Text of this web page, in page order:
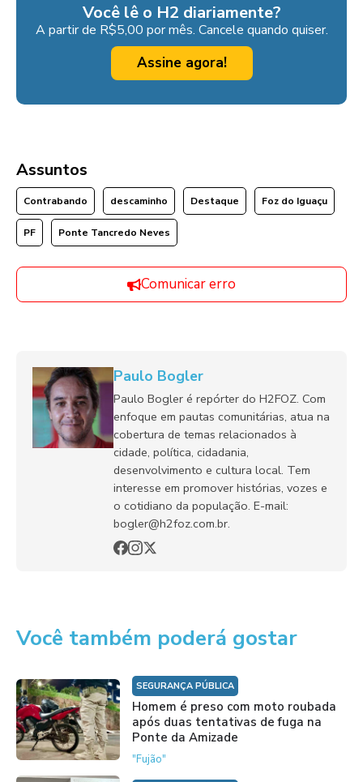
Você lê o H2 diariamente?
A partir de R$5,00 por mês. Cancele quando quiser.
Assine agora!
Assuntos
Contrabando descaminho Destaque Foz do Iguaçu
PF Ponte Tancredo Neves
Comunicar erro
Paulo Bogler
Paulo Bogler é repórter do H2FOZ. Com
enfoque em pautas comunitárias, atua na
cobertura de temas relacionados à
cidade, política, cidadania,
desenvolvimento e cultura local. Tem
interesse em promover histórias, vozes e
o cotidiano da população. E-mail:
bogler@h2foz.com.br.
Você também poderá gostar
SEGURANÇA PÚBLICA
Homem é preso com moto roubada
após duas tentativas de fuga na
Ponte da Amizade
"Fujão"